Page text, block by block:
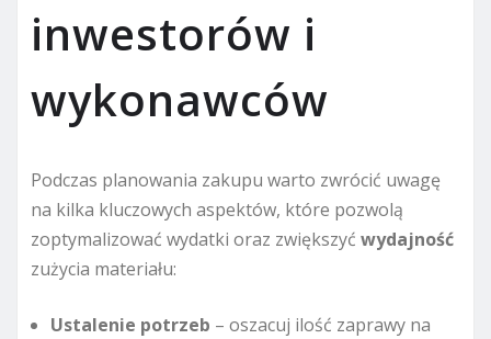
inwestorów i
wykonawców
Podczas planowania zakupu warto zwrócić uwagę
na kilka kluczowych aspektów, które pozwolą
zoptymalizować wydatki oraz zwiększyć wydajność
zużycia materiału:
Ustalenie potrzeb – oszacuj ilość zaprawy na